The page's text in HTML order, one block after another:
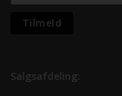
Salgsafdeling: